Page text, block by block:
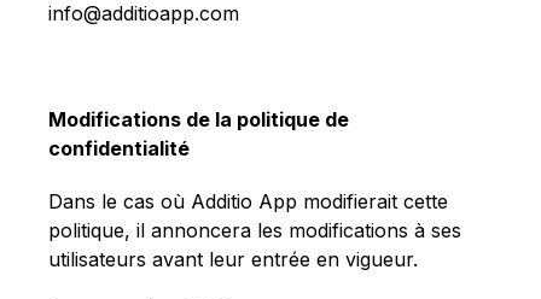
info@additioapp.com
Modifications de la politique de
confidentialité
Dans le cas où Additio App modifierait cette
politique, il annoncera les modifications à ses
utilisateurs avant leur entrée en vigueur.